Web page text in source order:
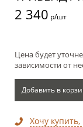
2 340 р/шт
Цена будет
зависимости от
Добавить в
Хочу